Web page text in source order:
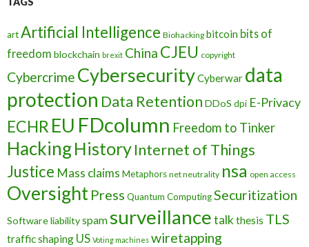
artArtificial Intelligence Biohacking bitcoin bits of
freedom blockchain brexit China CJEU copyright
Cybercrime CybersecurityCyberwar data
protection Data Retention DDoS dpi E-Privacy
ECHR EU FDcolumn Freedom to Tinker
HackingHistoryInternet of Things
Justice Mass claims Metaphors net neutrality nsa open access
Oversight Press Quantum ComputingSecuritization
Software liabilityspamsurveillancetalk thesis TLS
traffic shaping US Voting machines wiretapping